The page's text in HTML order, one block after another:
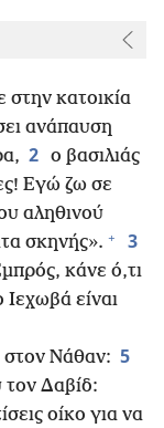
κατοικία
ανάπαυση
2 ο βασιλιάς
Εγώ ζω σε
αληθινού
σκηνής». + 3
κάνε ό,τι
είναι
στον Νάθαν: 5
τον Δαβίδ:
οίκο για να